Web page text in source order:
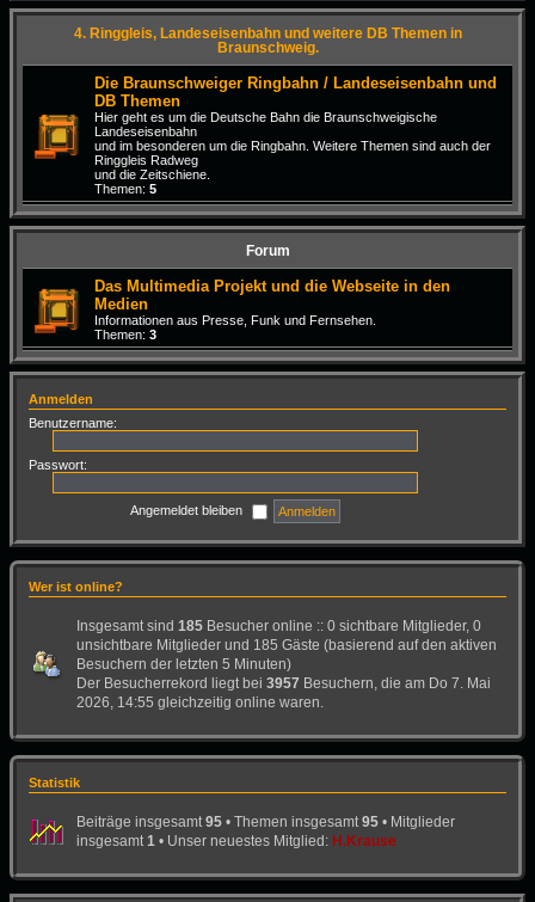
4. Ringgleis, Landeseisenbahn und weitere DB Themen in
Braunschweig.
Die Braunschweiger Ringbahn / Landeseisenbahn und
DB Themen
Hier geht es um die Deutsche Bahn die Braunschweigische
Landeseisenbahn
und im besonderen um die Ringbahn. Weitere Themen sind auch der
Ringgleis Radweg
und die Zeitschiene.
Themen: 5
Forum
Das Multimedia Projekt und die Webseite in den
Medien
Informationen aus Presse, Funk und Fernsehen.
Themen: 3
Anmelden
Benutzername:
Passwort:
Angemeldet bleiben
Wer ist online?
Insgesamt sind 185 Besucher online :: 0 sichtbare Mitglieder, 0
unsichtbare Mitglieder und 185 Gäste (basierend auf den aktiven
Besuchern der letzten 5 Minuten)
Der Besucherrekord liegt bei 3957 Besuchern, die am Do 7. Mai
2026, 14:55 gleichzeitig online waren.
Statistik
Beiträge insgesamt 95 • Themen insgesamt 95 • Mitglieder
insgesamt 1 • Unser neuestes Mitglied: H.Krause